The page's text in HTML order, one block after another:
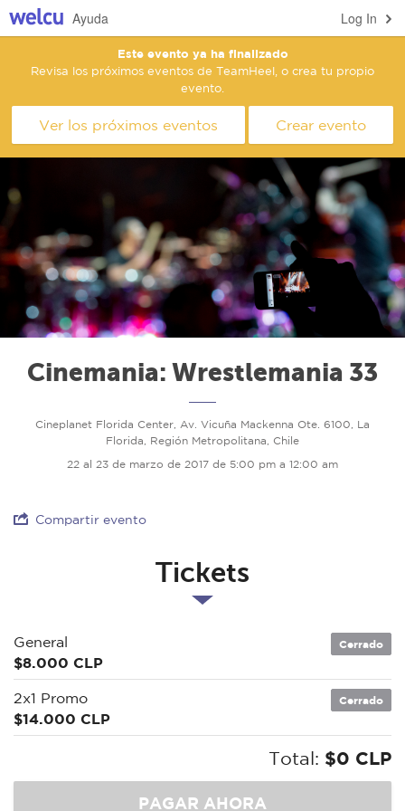
Log In
Ayuda
Este evento ya ha finalizado
Revisa los próximos eventos de TeamHeel, o crea tu propio
evento.
Ver los próximos eventos Crear evento
Cinemania: Wrestlemania 33
Cineplanet Florida Center, Av. Vicuña Mackenna Ote. 6100, La
Florida, Región Metropolitana, Chile
22 al 23 de marzo de 2017 de 5:00 pm a 12:00 am
Compartir evento
Tickets
General
$8.000 CLP
Cerrado
2x1 Promo
$14.000 CLP
Cerrado
Total: $0 CLP